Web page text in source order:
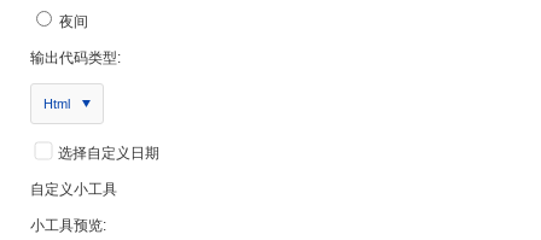
夜间
输出代码类型:
Html
选择自定义日期
自定义小工具
小工具预览: